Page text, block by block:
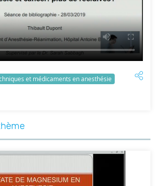
et médicaments en anesthésie